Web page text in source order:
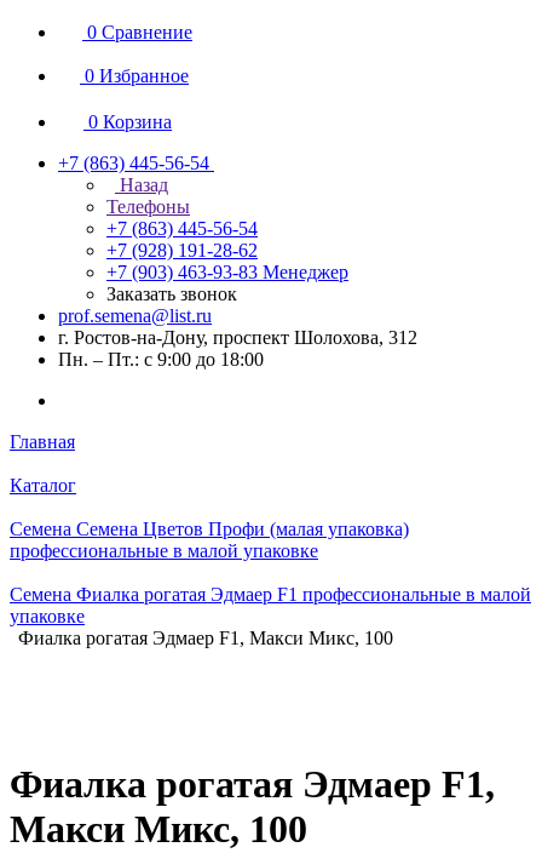
0 Сравнение
0 Избранное
0 Корзина
+7 (863) 445-56-54
Назад
Телефоны
+7 (863) 445-56-54
+7 (928) 191-28-62
+7 (903) 463-93-83 Менеджер
Заказать звонок
prof.semena@list.ru
г. Ростов-на-Дону, проспект Шолохова, 312
Пн. – Пт.: с 9:00 до 18:00
Главная
Каталог
Семена Семена Цветов Профи (малая упаковка)
профессиональные в малой упаковке
Семена Фиалка рогатая Эдмаер F1 профессиональные в малой
упаковке
Фиалка рогатая Эдмаер F1, Макси Микс, 100
Фиалка рогатая Эдмаер F1,
Макси Микс, 100